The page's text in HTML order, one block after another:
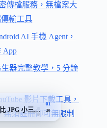
傳檔服務，無檔案大
輸工具
AI 手機 Agent，
App
器完整教學，5 分鐘
影片下載工具，
無須註冊即可無限制
JPG 小三成、瀏覽器支援率已破
01
20